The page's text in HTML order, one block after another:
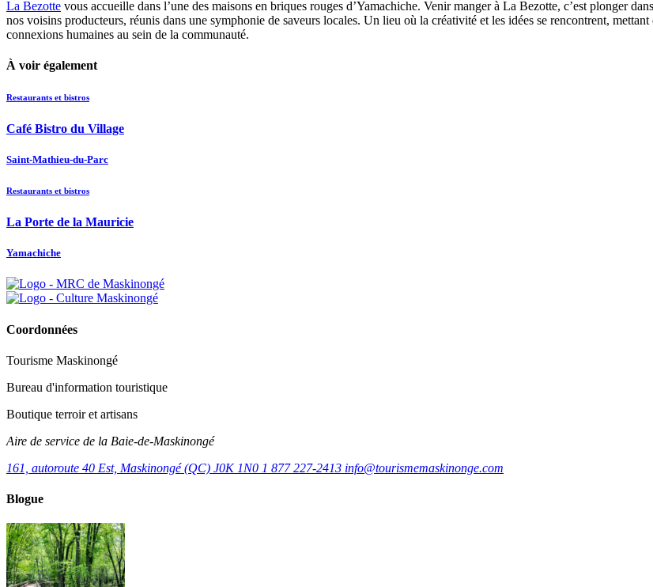
La Bezotte vous accueille dans l’une des maisons en briques rouges d’Yamachiche. Venir manger à La Bezotte, c’est plonger
nos voisins producteurs, réunis dans une symphonie de saveurs locales. Un lieu où la créativité et les idées se rencontrent,
connexions humaines au sein de la communauté.
À voir également
Restaurants et bistros
Café Bistro du Village
Saint-Mathieu-du-Parc
Restaurants et bistros
La Porte de la Mauricie
Yamachiche
Coordonnées
Tourisme Maskinongé
Bureau d'information touristique
Boutique terroir et artisans
Aire de service de la Baie-de-Maskinongé
161, autoroute 40 Est, Maskinongé (QC) J0K 1N0 1 877 227-2413 info@tourismemaskinonge.com
Blogue